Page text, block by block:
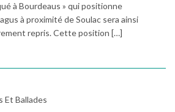
à Bourdeaus » qui positionne
à proximité de Soulac sera ainsi
repris. Cette position […]
Et Ballades